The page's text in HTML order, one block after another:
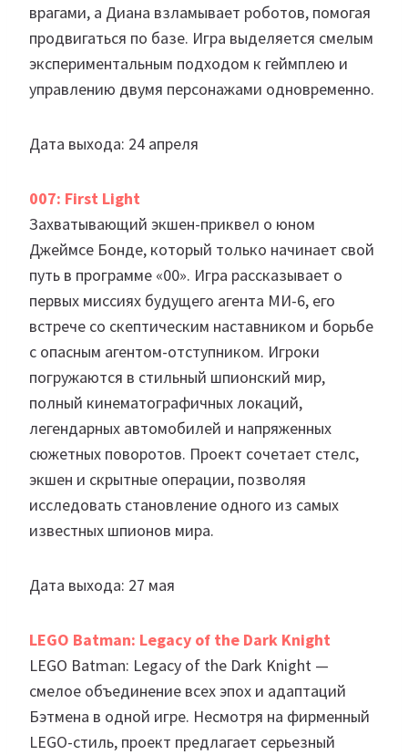
врагами, а Диана взламывает роботов, помогая
продвигаться по базе. Игра выделяется смелым
экспериментальным подходом к геймплею и
управлению двумя персонажами одновременно.
Дата выхода: 24 апреля
007: First Light
Захватывающий экшен-приквел о юном
Джеймсе Бонде, который только начинает свой
путь в программе «00». Игра рассказывает о
первых миссиях будущего агента МИ-6, его
встрече со скептическим наставником и борьбе
с опасным агентом-отступником. Игроки
погружаются в стильный шпионский мир,
полный кинематографичных локаций,
легендарных автомобилей и напряженных
сюжетных поворотов. Проект сочетает стелс,
экшен и скрытные операции, позволяя
исследовать становление одного из самых
известных шпионов мира.
Дата выхода: 27 мая
LEGO Batman: Legacy of the Dark Knight
LEGO Batman: Legacy of the Dark Knight —
смелое объединение всех эпох и адаптаций
Бэтмена в одной игре. Несмотря на фирменный
LEGO-стиль, проект предлагает серьезный